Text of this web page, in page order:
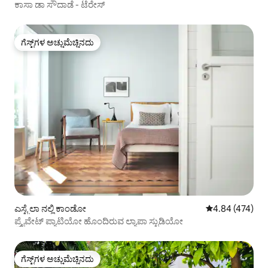
ಕಾಸಾ ಡಾ ಸೌದಾಡೆ - ಟೆರೇಸ್
ಗೆಸ್ಟ್‌ಗಳ ಅಚ್ಚುಮೆಚ್ಚಿನದು
ಗೆಸ್ಟ್‌ಗಳ ಅಚ್ಚುಮೆಚ್ಚಿನದು
ಎಸ್ಟ್ರೆಲಾ ನಲ್ಲಿ ಕಾಂಡೋ 5 ರಲ್ಲಿ 4.84
4.84 (474)
ಪ್ರೈವೇಟ್ ಪ್ಯಾಟಿಯೋ ಹೊಂದಿರುವ ಲ್ಯಾಪಾ ಸ್ಟುಡಿಯೋ
ಗೆಸ್ಟ್‌ಗಳ ಅಚ್ಚುಮೆಚ್ಚಿನದು
ಗೆಸ್ಟ್‌ಗಳ ಅಚ್ಚುಮೆಚ್ಚಿನದು